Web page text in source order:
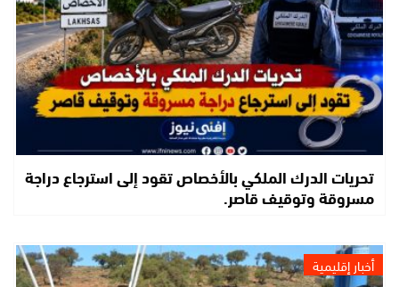
تحريات الدرك الملكي بالأخصاص تقود إلى استرجاع دراجة
مسروقة وتوقيف قاصر.
أخبار إقليمية